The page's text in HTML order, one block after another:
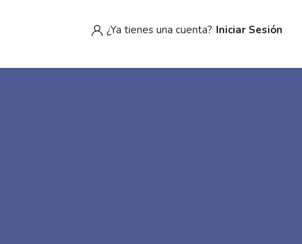
¿Ya tienes una cuenta? Iniciar Sesión